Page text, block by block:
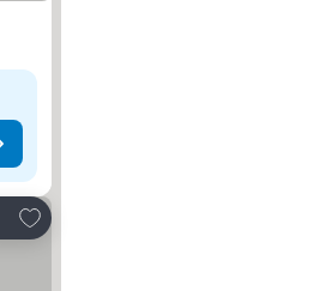
Přidat na seznam oblíbených hotelů